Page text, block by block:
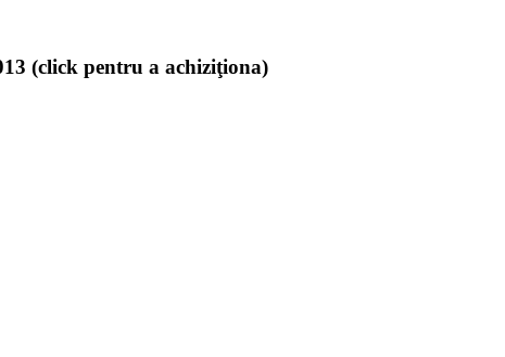
(click pentru a achiziţiona)